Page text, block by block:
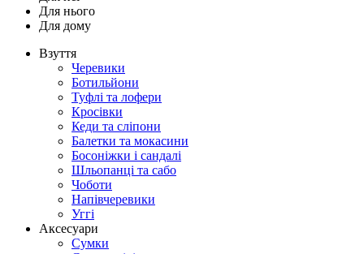
Для нього
Для дому
Взуття
Черевики
Ботильйони
Туфлі та лофери
Кросівки
Кеди та сліпони
Балетки та мокасини
Босоніжки і сандалі
Шльопанці та сабо
Чоботи
Напівчеревики
Уггі
Аксесуари
Сумки